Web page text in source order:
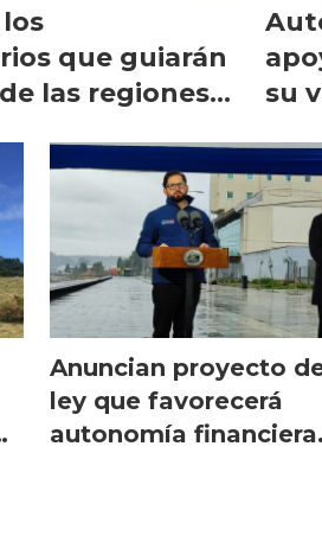
que guiarán
las regiones
su
Anuncian proyecto
ley que favorecerá
autonomía financiera